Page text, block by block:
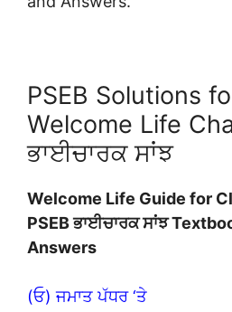
PSEB Solutions
Welcome Life
ਭਾਈਚਾਰਕ ਸਾਂਝ
Welcome Life Guide for
PSEB ਭਾਈਚਾਰਕ ਸਾਂਝ
Answers
(ਓ) ਜਮਾਤ ਪੱਧਰ ‘ਤੇ